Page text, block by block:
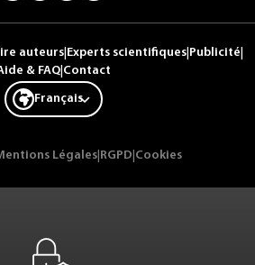
auteurs Experts scientifiques Publicité
& FAQ| Contact
Français
Légales RGPD Cookies